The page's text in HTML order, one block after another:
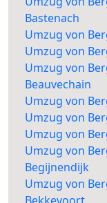
Bastenach
Umzug von
Umzug von
Umzug von
Beauvechain
Umzug von
Umzug von
Umzug von
Umzug von
Begijnendijk
Umzug von